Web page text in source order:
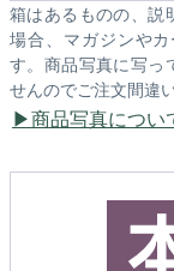
箱はあるものの、説
場合、マガジンや
す。商品写真に写っ
せんのでご注文間違
商品写真につい